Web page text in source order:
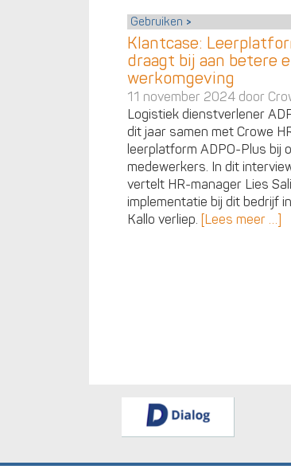
Gebruiken
Klantcase:
draagt bij aan betere
werkomgeving
11 november 2024 door
Logistiek dienstverlener
dit jaar samen met Crowe
leerplatform ADPO-Plus bij
medewerkers. In dit
vertelt HR-manager Lies
implementatie bij dit bedrijf
Kallo verliep. [Lees meer …]